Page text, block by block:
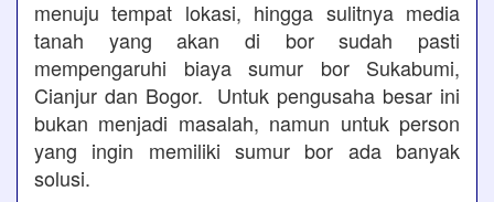
menuju tempat lokasi, hingga sulitnya media
tanah yang akan di bor sudah pasti
mempengaruhi biaya sumur bor Sukabumi,
Cianjur dan Bogor. Untuk pengusaha besar ini
bukan menjadi masalah, namun untuk person
yang ingin memiliki sumur bor ada banyak
solusi.